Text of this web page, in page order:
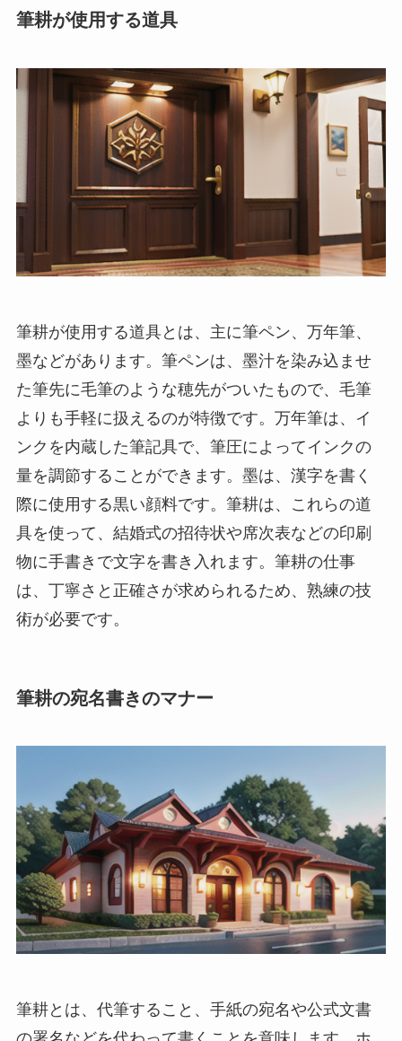
筆耕が使用する道具
筆耕が使用する道具とは、主に筆ペン、万年筆、
墨などがあります。筆ペンは、墨汁を染み込ませ
た筆先に毛筆のような穂先がついたもので、毛筆
よりも手軽に扱えるのが特徴です。万年筆は、イ
ンクを内蔵した筆記具で、筆圧によってインクの
量を調節することができます。墨は、漢字を書く
際に使用する黒い顔料です。筆耕は、これらの道
具を使って、結婚式の招待状や席次表などの印刷
物に手書きで文字を書き入れます。筆耕の仕事
は、丁寧さと正確さが求められるため、熟練の技
術が必要です。
筆耕の宛名書きのマナー
筆耕とは、代筆すること、手紙の宛名や公式文書